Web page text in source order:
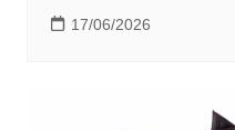
17/06/2026